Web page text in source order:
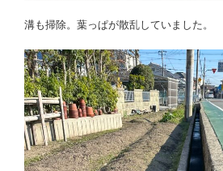
溝も掃除。葉っぱが散乱していました。